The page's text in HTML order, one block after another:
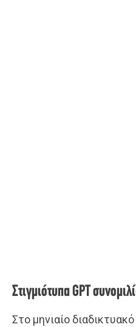
Στιγμιότυπα GPT
Στο μηνιαίο